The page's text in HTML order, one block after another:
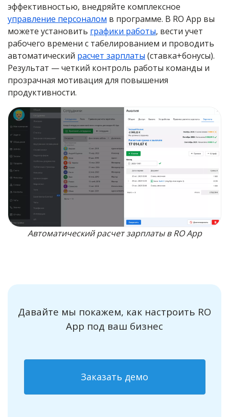
эффективностью, внедряйте комплексное
управление персоналом в программе. В RO App вы
можете установить графики работы, вести учет
рабочего времени с табелированием и проводить
автоматический расчет зарплаты (ставка+бонусы).
Результат — четкий контроль работы команды и
прозрачная мотивация для повышения
продуктивности.
Автоматический расчет зарплаты в RO App
Давайте мы покажем, как настроить RO
App под ваш бизнес
Заказать демо